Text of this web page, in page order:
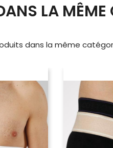
LA MÊME
dans la même